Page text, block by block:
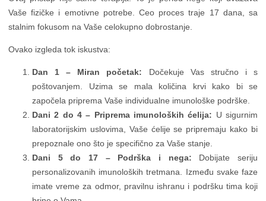
Vaše fizičke i emotivne potrebe. Ceo proces traje 17 dana, sa
stalnim fokusom na Vaše celokupno dobrostanje.
Ovako izgleda tok iskustva:
Dan 1 – Miran početak: Dočekuje Vas stručno i s
poštovanjem. Uzima se mala količina krvi kako bi se
započela priprema Vaše individualne imunološke podrške.
Dani 2 do 4 – Priprema imunoloških ćelija: U sigurnim
laboratorijskim uslovima, Vaše ćelije se pripremaju kako bi
prepoznale ono što je specifično za Vaše stanje.
Dani 5 do 17 – Podrška i nega: Dobijate seriju
personalizovanih imunoloških tretmana. Između svake faze
imate vreme za odmor, pravilnu ishranu i podršku tima koji